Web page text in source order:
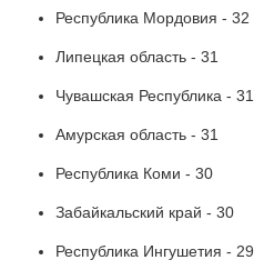
Республика Мордовия - 32
Липецкая область - 31
Чувашская Республика - 31
Амурская область - 31
Республика Коми - 30
Забайкальский край - 30
Республика Ингушетия - 29